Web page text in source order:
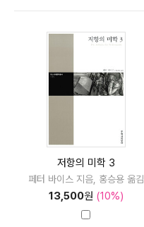
저항의 미학 3
페터 바이스 지음, 홍승용 옮김
13,500원 (10%)